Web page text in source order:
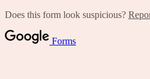
Does this form look suspicious?
Forms